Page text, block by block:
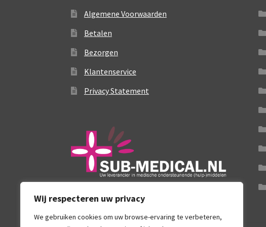
Wij respecteren uw privacy
We gebruiken cookies om uw browse-ervaring te verbeteren,
Algemene Voorwaarden
Betalen
Bezorgen
Klantenservice
Privacy Statement